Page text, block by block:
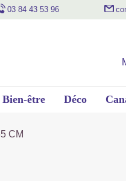
03 84 43 53 96
Bien-être Déco
CM